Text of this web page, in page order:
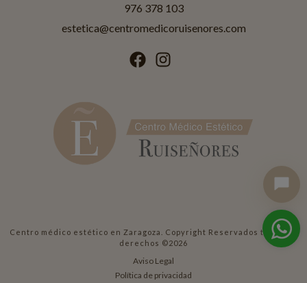
976 378 103
estetica@centromedicoruisenores.com
¡Hola! Soy Jessica
Asistente IA deRuiseñores Estética.
Tratamientos Promociones
Centro médico estético en Zaragoza. Copyright Reservados todos los
derechos ©2026
Aviso Legal
Política de privacidad